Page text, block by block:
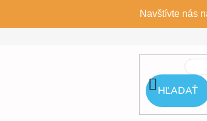
Navštívte nás
HĽADAŤ